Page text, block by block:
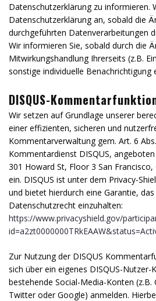
Datenschutzerklärung zu informieren.
Datenschutzerklärung an, sobald die
durchgeführten Datenverarbeitungen
Wir informieren Sie, sobald durch die
Mitwirkungshandlung Ihrerseits (z.B.
sonstige individuelle Benachrichtigung
DISQUS-
Wir setzen auf Grundlage unserer
einer effizienten, sicheren und
Kommentarverwaltung gem. Art. 6
Kommentardienst DISQUS,
301 Howard St, Floor 3 San Francisco,
ein. DISQUS ist unter dem Privacy-
und bietet hierdurch eine Garantie,
Datenschutzrecht einzuhalten:
https://www.privacyshield.gov/
Zur Nutzung der DISQUS
sich über ein eigenes DISQUS-Nutzer-
bestehende Social-Media-Konten (z.B.
Twitter oder Google) anmelden.